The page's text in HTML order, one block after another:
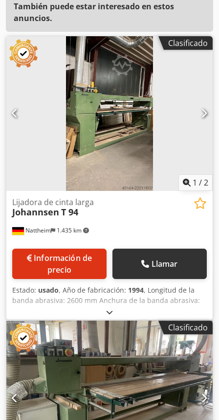
También puede estar interesado en estos
anuncios.
Clasificado
1 /2
Nattheim 1.435 km
Lijadora de cinta larga
Johannsen T 94
Información de
precio
Llamar
Estado: usado, Año de fabricación: 1994, Longitud de la
banda abrasiva: 2600 mm Anchura de la banda abrasiva:
850 mm Diámetro de la conexión para el sistema de
aspiración: 180 mm Dcsdpszg Nawefx Aa Rok Motor: 4 kW
Velocidad: 1430 min-1 Velocidad de la banda: 22 m/s Peso:
aprox. 700 kg Ubicación: en las instalaciones del cliente.
Clasificado